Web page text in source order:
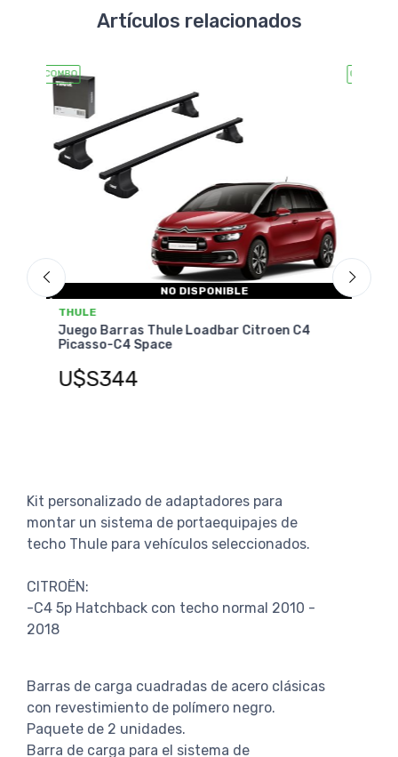
Artículos relacionados
COMBO
THULE
Juego Barras Thule Squarebar Evo
Citroen C3 Aircross
U$S388
Kit personalizado de adaptadores para
montar un sistema de portaequipajes de
techo Thule para vehículos seleccionados.
CITROËN:
-C4 5p Hatchback con techo normal 2010 -
2018
Barras de carga cuadradas de acero clásicas
con revestimiento de polímero negro.
Paquete de 2 unidades.
Barra de carga para el sistema de